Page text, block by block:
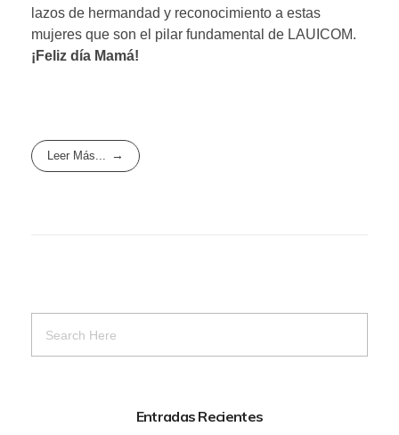
lazos de hermandad y reconocimiento a estas
mujeres que son el pilar fundamental de LAUICOM.
¡Feliz día Mamá!
Leer Más...
Entradas Recientes